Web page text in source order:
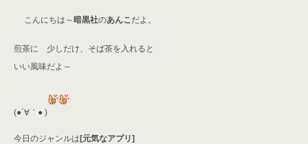
itt
er
e re
a
ai
l
こんにちは～暗黒社のあんこ だよ。
煎茶に 少しだけ、そば茶を入れると
いい風味だよ～
(●´∀｀● )
今日のジャンルは[元気なアプリ]